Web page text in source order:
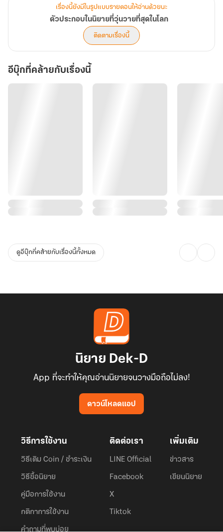
เรื่องนี้ยังมีในรูปแบบรายตอนให้อ่านด้วยนะ
ตัวประกอบในนิยายที่วุ่นวายที่สุดในโลก
ติดตามเรื่องนี้
อีบุ๊กที่คล้ายกับเรื่องนี้
ดูอีบุ๊กที่คล้ายกับเรื่องนี้ทั้งหมด
นิยาย Dek-D
App ที่จะทำให้คุณอ่านนิยายจนวางมือถือไม่ลง!
ดาวน์โหลดแอป
วิธีการใช้งาน
วิธีเติม Coin / ชำระเงิน
วิธีซื้อนิยาย
คู่มือการใช้งาน
กติกาการใช้งาน
คำถามที่พบบ่อย
ติดต่อเรา
LINE Official
Facebook
X
Tiktok
เพิ่มเติม
ข่าวสาร
เขียนนิยาย